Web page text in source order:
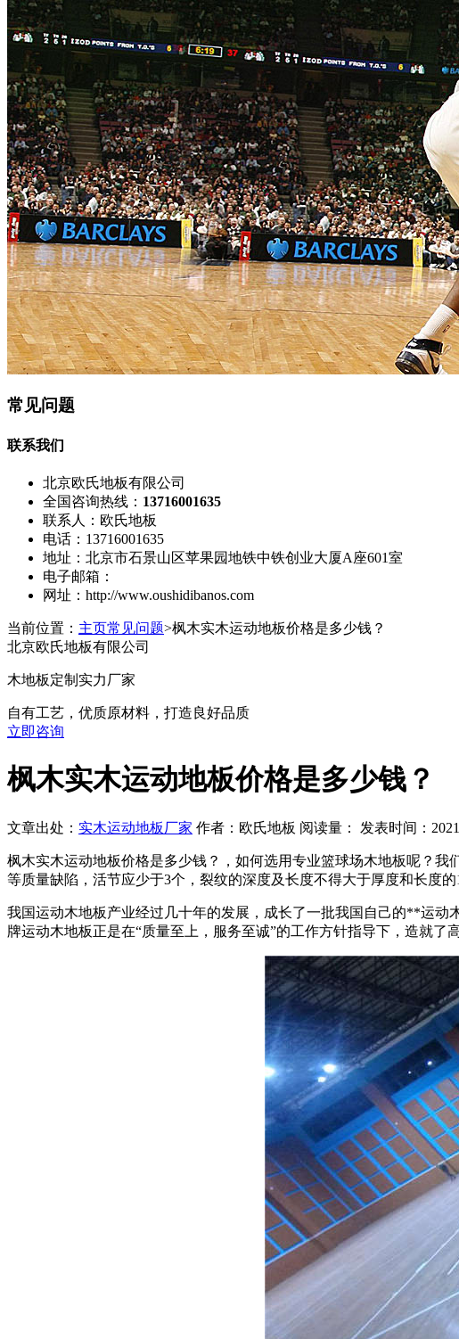
常见问题
联系我们
北京欧氏地板有限公司
全国咨询热线： 13716001635
联系人：欧氏地板
电话：13716001635
地址：北京市石景山区苹果园地铁中铁创业大厦A座601室
电子邮箱：
网址：http://www.oushidibanos.com
当前位置： 主页常见问题>枫木实木运动地板价格是多少钱？
北京欧氏地板有限公司
木地板定制实力厂家
自有工艺，优质原材料，打造良好品质
立即咨询
枫木实木运动地板价格是多少钱？
文章出处： 实木运动地板厂家 作者：欧氏地板 阅读量： 发表时间：
枫木实木运动地板价格是多少钱？，如何选用专业篮球场木地板呢？
等质量缺陷，活节应少于3个，裂纹的深度及长度不得大于厚度和长度
我国运动木地板产业经过几十年的发展，成长了一批我国自己的**运
牌运动木地板正是在“质量至上，服务至诚”的工作方针指导下，造就了